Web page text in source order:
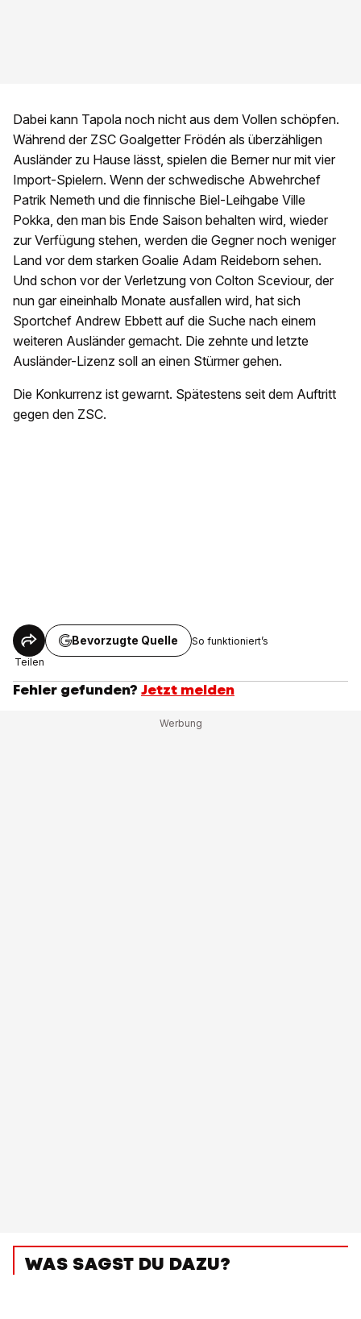
Dabei kann Tapola noch nicht aus dem Vollen schöpfen.
Während der ZSC Goalgetter Frödén als überzähligen
Ausländer zu Hause lässt, spielen die Berner nur mit vier
Import-Spielern. Wenn der schwedische Abwehrchef
Patrik Nemeth und die finnische Biel-Leihgabe Ville
Pokka, den man bis Ende Saison behalten wird, wieder
zur Verfügung stehen, werden die Gegner noch weniger
Land vor dem starken Goalie Adam Reideborn sehen.
Und schon vor der Verletzung von Colton Sceviour, der
nun gar eineinhalb Monate ausfallen wird, hat sich
Sportchef Andrew Ebbett auf die Suche nach einem
weiteren Ausländer gemacht. Die zehnte und letzte
Ausländer-Lizenz soll an einen Stürmer gehen.
Die Konkurrenz ist gewarnt. Spätestens seit dem Auftritt
gegen den ZSC.
Teilen
Bevorzugte Quelle So funktioniert’s
Fehler gefunden? Jetzt melden
WAS SAGST DU DAZU?